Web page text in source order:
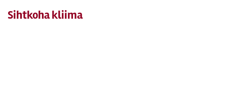
Sihtkoha kliima